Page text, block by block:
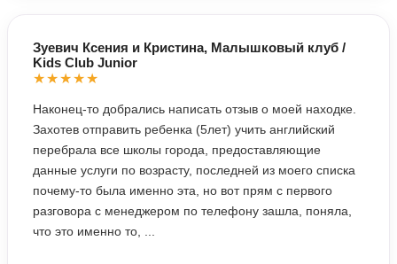
Зуевич Ксения и Кристина, Малышковый клуб /
Kids Club Junior
★★★★★
Наконец-то добрались написать отзыв о моей находке.
Захотев отправить ребенка (5лет) учить английский
перебрала все школы города, предоставляющие
данные услуги по возрасту, последней из моего списка
почему-то была именно эта, но вот прям с первого
разговора с менеджером по телефону зашла, поняла,
что это именно то, ...